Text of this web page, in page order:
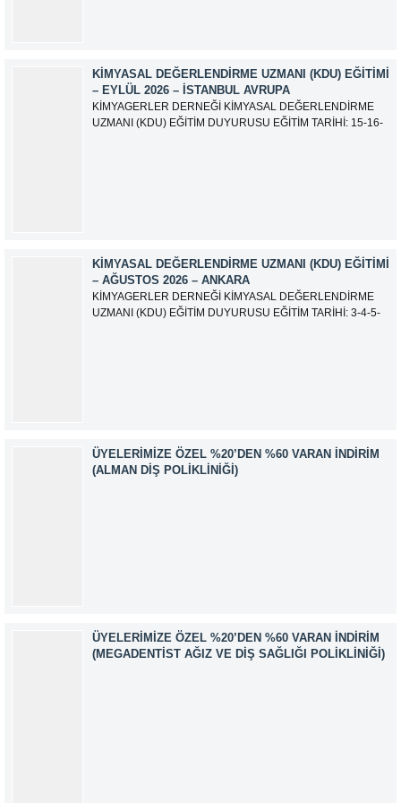
KIMYASAL DEĞERLENDIRME UZMANI (KDU) EĞITIMI
– EYLÜL 2026 – İSTANBUL AVRUPA
KİMYAGERLER DERNEĞİ KİMYASAL DEĞERLENDİRME
UZMANI (KDU) EĞİTİM DUYURUSU EĞİTİM TARİHİ: 15-16-
KIMYASAL DEĞERLENDIRME UZMANI (KDU) EĞITIMI
– AĞUSTOS 2026 – ANKARA
KİMYAGERLER DERNEĞİ KİMYASAL DEĞERLENDİRME
UZMANI (KDU) EĞİTİM DUYURUSU EĞİTİM TARİHİ: 3-4-5-
ÜYELERIMIZE ÖZEL %20’DEN %60 VARAN İNDIRIM
(ALMAN DIŞ POLIKLINIĞI)
ÜYELERIMIZE ÖZEL %20’DEN %60 VARAN İNDIRIM
(MEGADENTIST AĞIZ VE DIŞ SAĞLIĞI POLIKLINIĞI)